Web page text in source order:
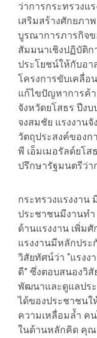
ว่าการกระทรวงแ
เสริมสร้างศักยภา
บูรณาการภารกิจข
สัมมนาเชิงปฏิบัติก
ประโยชน์ให้กับอ
โครงการขับเคลื่อ
แก้ไขปัญหาการค้
จังหวัดยโสธร ปีง
จงสมชัย แรงงาน
วัตถุประสงค์ของก
พี เอ็มเมอรัลด์ยโส
ปรึกษารัฐมนตรีว่า
กระทรวงแรงงาน
ประชาชนมีงานท
ด้านแรงงาน เพิ่ม
แรงงานมีหลักปร
วิสัยทัศน์ว่า “แรง
ดี” ซึ่งตอบสนองวิ
พัฒนาและดูแลประ
ได้ของประชาชนใ
ความเหลื่อมล้ำ ค
ในด้านหลักคิด คุณ